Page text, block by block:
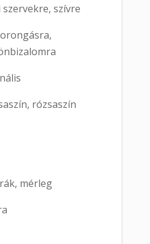
szívre
rózsaszín
mérleg